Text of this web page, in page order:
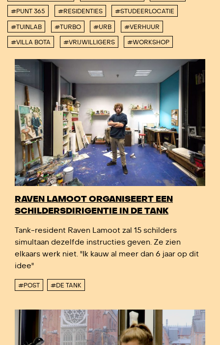
#PUNT 365 #RESIDENTIES #STUDEERLOCATIE
#TUINLAB #TURBO #URB #VERHUUR
#VILLA BOTA #VRIJWILLIGERS #WORKSHOP
RAVEN LAMOOT ORGANISEERT EEN
SCHILDERSDIRIGENTIE IN DE TANK
Tank-resident Raven Lamoot zal 15 schilders
simultaan dezelfde instructies geven. Ze zien
elkaars werk niet. "Ik kauw al meer dan 6 jaar op dit
idee"
#POST #DE TANK